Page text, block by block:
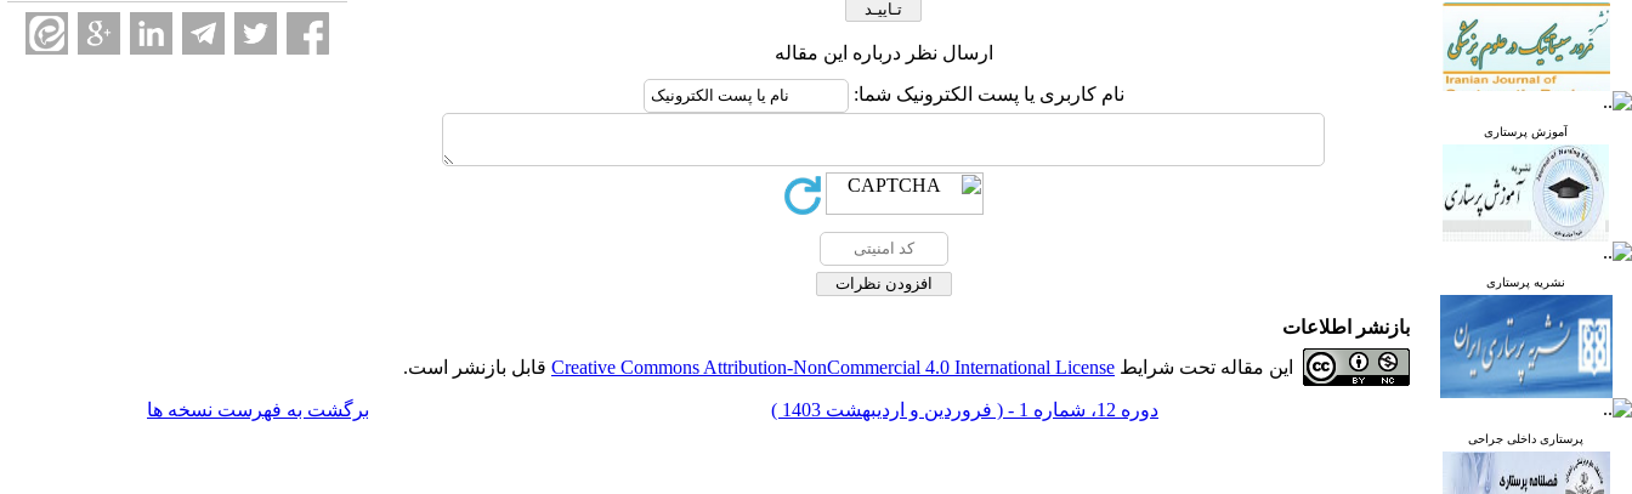
آموزش پرستاری
نشریه پرستاری
پرستاری داخلی جراحی
ارسال نظر درباره این مقاله
نام کاربری یا پست الکترونیک شما:
بازنشر اطلاعات
این مقاله تحت شرایط Creative Commons Attribution-NonCommercial 4.0 International License قابل بازنشر است.
دوره 12، شماره 1 - ( فروردین و اردیبهشت 1403 ) برگشت به فهرست نسخه ها